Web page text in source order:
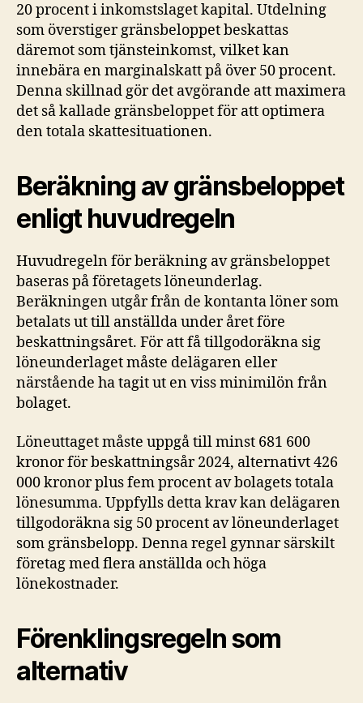
20 procent i inkomstslaget kapital. Utdelning
som överstiger gränsbeloppet beskattas
däremot som tjänsteinkomst, vilket kan
innebära en marginalskatt på över 50 procent.
Denna skillnad gör det avgörande att maximera
det så kallade gränsbeloppet för att optimera
den totala skattesituationen.
Beräkning av gränsbeloppet
enligt huvudregeln
Huvudregeln för beräkning av gränsbeloppet
baseras på företagets löneunderlag.
Beräkningen utgår från de kontanta löner som
betalats ut till anställda under året före
beskattningsåret. För att få tillgodoräkna sig
löneunderlaget måste delägaren eller
närstående ha tagit ut en viss minimilön från
bolaget.
Löneuttaget måste uppgå till minst 681 600
kronor för beskattningsår 2024, alternativt 426
000 kronor plus fem procent av bolagets totala
lönesumma. Uppfylls detta krav kan delägaren
tillgodoräkna sig 50 procent av löneunderlaget
som gränsbelopp. Denna regel gynnar särskilt
företag med flera anställda och höga
lönekostnader.
Förenklingsregeln som
alternativ